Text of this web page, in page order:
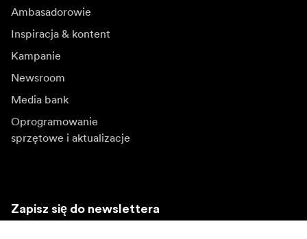
Ambasadorowie
Inspiracja & kontent
Kampanie
Newsroom
Media bank
Oprogramowanie
sprzętowe i aktualizacje
Zapisz się do newslettera